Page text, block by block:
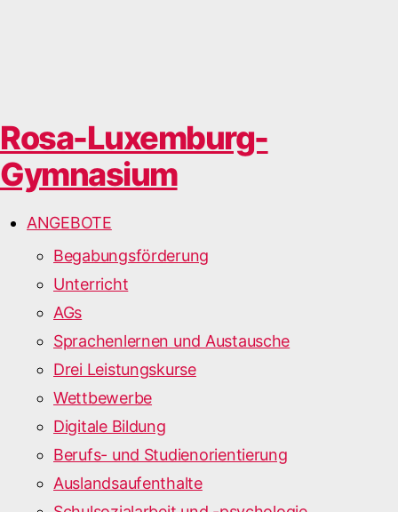
Rosa-Luxemburg-
Gymnasium
ANGEBOTE
Begabungsförderung
Unterricht
AGs
Sprachenlernen und Austausche
Drei Leistungskurse
Wettbewerbe
Digitale Bildung
Berufs- und Studienorientierung
Auslandsaufenthalte